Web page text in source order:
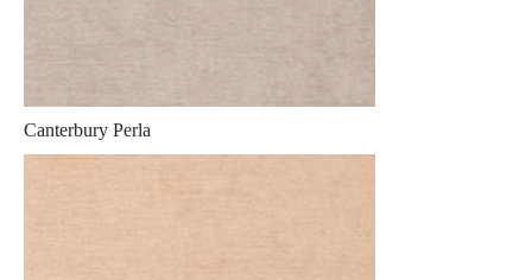
Canterbury Perla